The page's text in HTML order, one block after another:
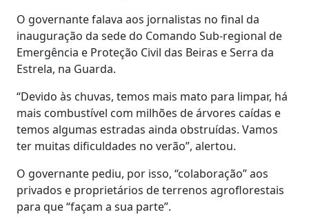
O governante falava aos jornalistas no final da
inauguração da sede do Comando Sub-regional de
Emergência e Proteção Civil das Beiras e Serra da
Estrela, na Guarda.
“Devido às chuvas, temos mais mato para limpar, há
mais combustível com milhões de árvores caídas e
temos algumas estradas ainda obstruídas. Vamos
ter muitas dificuldades no verão”, alertou.
O governante pediu, por isso, “colaboração” aos
privados e proprietários de terrenos agroflorestais
para que “façam a sua parte”.